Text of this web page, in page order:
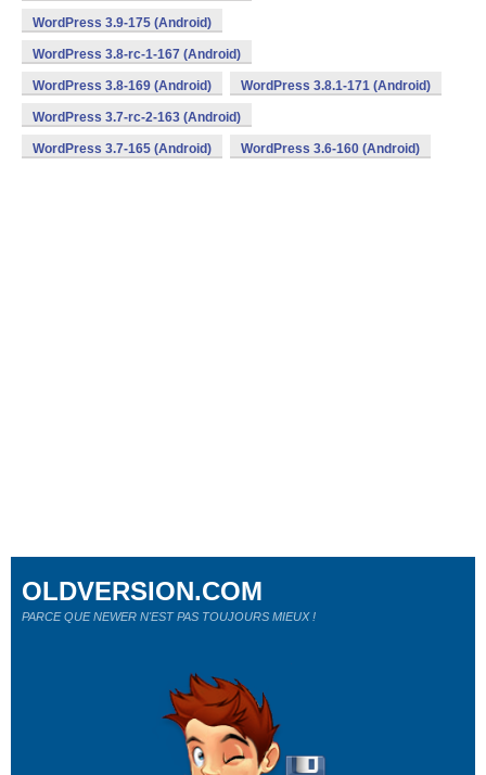
WordPress 3.9-175 (Android)
WordPress 3.8-rc-1-167 (Android)
WordPress 3.8-169 (Android) WordPress 3.8.1-171 (Android)
WordPress 3.7-rc-2-163 (Android)
WordPress 3.7-165 (Android) WordPress 3.6-160 (Android)
OLDVERSION.COM
PARCE QUE NEWER N'EST PAS TOUJOURS MIEUX !